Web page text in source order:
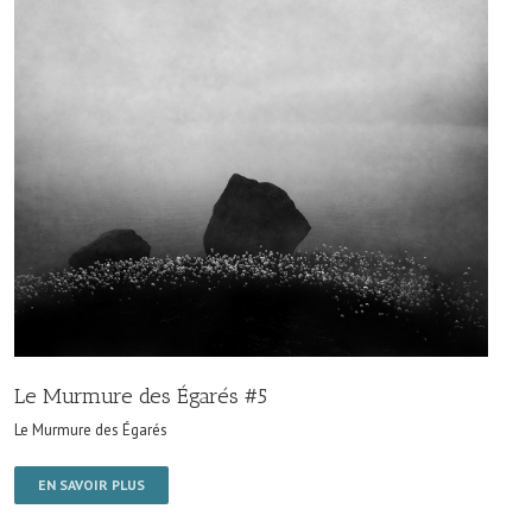
Le Murmure des Égarés #5
Le Murmure des Égarés
EN SAVOIR PLUS